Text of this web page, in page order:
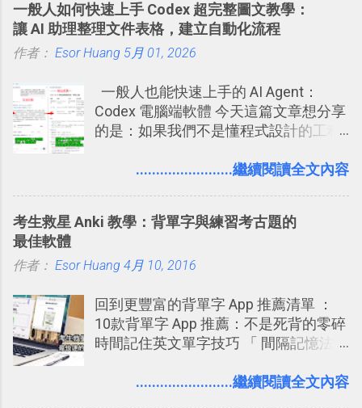
學。 2015/6/13 新增： 免費專案管理軟
體推薦！困難計畫簡單管理 13 種工具
2016 年新增 ： 如何將 Trello 切換到繁
2016/7/7 新增 ： 如何活用 Trello 記
帳？我的理財計畫心得與看板範本
2016/7/13 新增： 如何將網頁資料快速
2016/8 新增： Trello 開放「強化功能」
技！最想要的強大 Trello 客製化範例教
急時間管理四象限在 Trello 活用與範本
用 Trello？ 8個專案排程協作重點技巧
2017/6 新增： 如何用 Trello 規劃自助
旅行？我的 Trello 行程計畫使用技巧教
卡片不再落落長？專案管理的5個關鍵
置。不過有一項很實用的設定是新增
的， 那就是可以 事先審查 朋友「標籤
你」的內容，決定要不要讓其他朋友看
標籤在他的訊息中，或是想把你標籤在
相片圖片裡，現在你都多了一個「事先
審查」的機制，可以決定這些你被標籤
鴉牆上，從而禁止可能的祕密被你其他
一般人如何快速上手 Codex 超完整圖文教學：
讓 AI 助理整理文件表格，建立自動化流程
作者： Esor Huang 5月 01, 2026
一般人也能快速上手的 AI Agent：
Codex 電腦端軟體 今天這篇文章想分享
的是：如果我們不是懂程式設計的工程
（ChatGPT） 的 Codex 工具？ 如何用
打造一個更自動化的電腦工作流程。
........................繼續閱讀全文內容
考生救星 Anki 教學：背單字與練習考古題的
最佳軟體
作者： Esor Huang 4月 10, 2016
回到更豐富的背單字 App 推薦清單 ：
10款背單字 App 推薦：不是死背的零碎
時間記住英文單字技巧 「 間隔記憶法
短期記憶變成長期記憶。 舉例來說我今
........................繼續閱讀全文內容